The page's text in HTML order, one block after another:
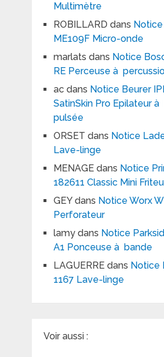
Multimètre
ROBILLARD dans
ME109F Micro-onde
marlats dans Notice
RE Perceuse à
acdans Notice Beurer
SatinSkin Pro Epilateur
pulsée
ORSET dans Notice
Lave-linge
MENAGEdans Notice
182611 Classic Mini
GEYdans Notice Worx
Perforateur
lamydans Notice
A1 Ponceuse à bande
LAGUERREdans Notice
1167 Lave-linge
Voir aussi :